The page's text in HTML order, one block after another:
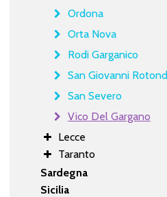
Ordona
Orta Nova
Rodi Garganico
San Giovanni
San Severo
Vico Del Gargano
Lecce
Taranto
Sardegna
Sicilia